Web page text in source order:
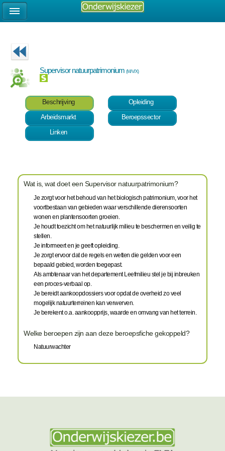
Supervisor natuurpatrimonium(M/V/X)
Beschrijving
Opleiding
Arbeidsmarkt
Beroepssector
Linken
Wat is, wat doet een Supervisor natuurpatrimonium?
Je zorgt voor het behoud van het biologisch patrimonium, voor het
voortbestaan van gebieden waar verschillende dierensoorten
wonen en plantensoorten groeien.
Je houdt toezicht om het natuurlijk milieu te beschermen en veilig te
stellen.
Je informeert en je geeft opleiding.
Je zorgt ervoor dat de regels en wetten die gelden voor een
bepaald gebied, worden toegepast.
Als ambtenaar van het departement Leefmilieu stel je bij inbreuken
een proces-verbaal op.
Je bereidt aankoopdossiers voor opdat de overheid zo veel
mogelijk natuurterreinen kan verwerven.
Je berekent o.a. aankoopprijs, waarde en omvang van het terrein.
Welke beroepen zijn aan deze beroepsfiche gekoppeld?
Natuurwachter